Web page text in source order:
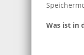
Was ist in